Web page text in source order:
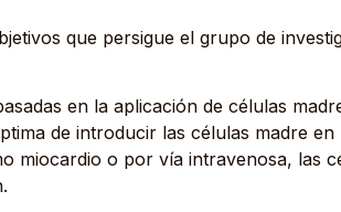
que persigue el grupo de
en la aplicación de células
de introducir las células madre
miocardio o por vía intravenosa, las